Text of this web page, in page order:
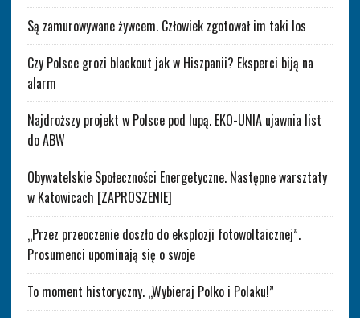
Są zamurowywane żywcem. Człowiek zgotował im taki los
Czy Polsce grozi blackout jak w Hiszpanii? Eksperci biją na
alarm
Najdroższy projekt w Polsce pod lupą. EKO-UNIA ujawnia list
do ABW
Obywatelskie Społeczności Energetyczne. Następne warsztaty
w Katowicach [ZAPROSZENIE]
„Przez przeoczenie doszło do eksplozji fotowoltaicznej”.
Prosumenci upominają się o swoje
To moment historyczny. „Wybieraj Polko i Polaku!”